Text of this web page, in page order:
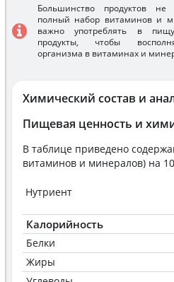
Химический состав и
Пищевая ценность и
В таблице приведено
витаминов и минералов) на
Нутриент
Калорийность
Белки
Жиры
Большинство продуктов не
полный набор витаминов и
важно употреблять в
продукты, чтобы
организма в витаминах и